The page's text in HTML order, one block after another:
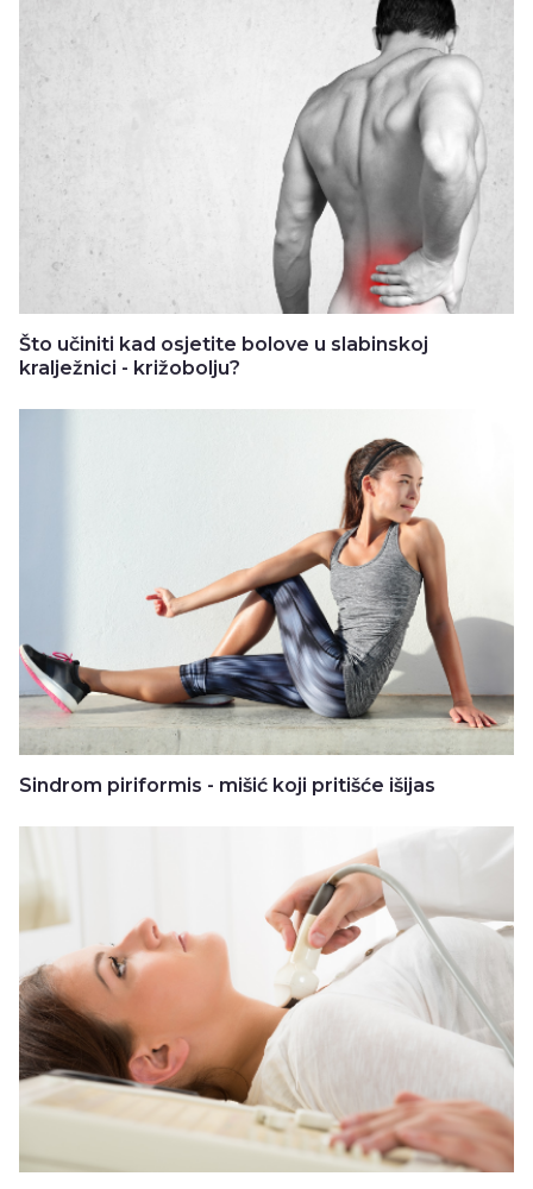
Što učiniti kad osjetite bolove u slabinskoj
kralježnici - križobolju?
Sindrom piriformis - mišić koji pritišće išijas